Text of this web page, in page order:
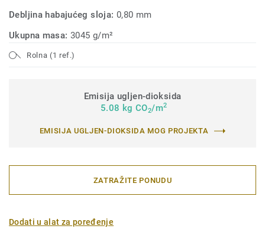
Debljina habajućeg sloja: 0,80 mm
Ukupna masa: 3045 g/m²
Rolna (1 ref.)
Emisija ugljen-dioksida
5.08 kg CO2/m2
EMISIJA UGLJEN-DIOKSIDA MOG PROJEKTA
ZATRAŽITE PONUDU
Dodati u alat za poređenje